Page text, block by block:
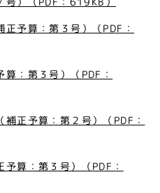
予算：第３号）（PDF：
：第３号）（PDF：
正予算：第２号）（PDF：
算：第３号）（PDF：